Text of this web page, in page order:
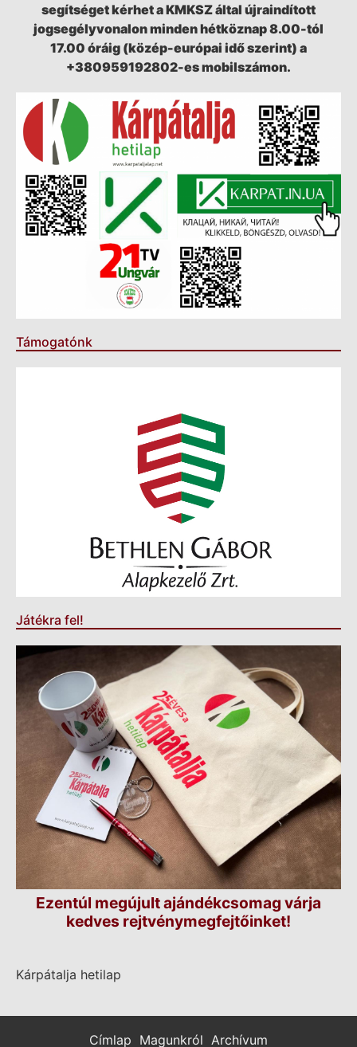
segítséget kérhet a KMKSZ által újraindított
jogsegélyvonalon minden hétköznap 8.00-tól
17.00 óráig (közép-európai idő szerint) a
+380959192802-es mobilszámon.
Támogatónk
Játékra fel!
Ezentúl megújult ajándékcsomag várja
kedves rejtvénymegfejtőinket!
Kárpátalja hetilap
Címlap Magunkról Archívum